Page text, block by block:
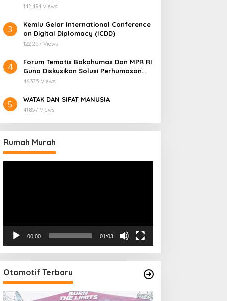
Kemana Harga Saham
RANS, Investor Perlu
Menghindari Spekulasi
Berlebihan
PLN Enjiniring Perluas
142,494 Views
3
​Kemlu Gelar International Conference
on Digital Diplomacy (ICDD)
122,257 Views
4
Forum Tematis Bakohumas Dan MPR RI
Guna Diskusikan Solusi Perhumasan
Juga Tuk Perkuat Lembaga Masing –
46,375 Views
5 WATAK DAN SIFAT MANUSIA
41,857 Views
Rumah Murah
00:00 01:03
Otomotif Terbaru